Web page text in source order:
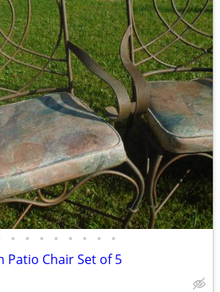
• • • • • • • •
Chair Set of 5